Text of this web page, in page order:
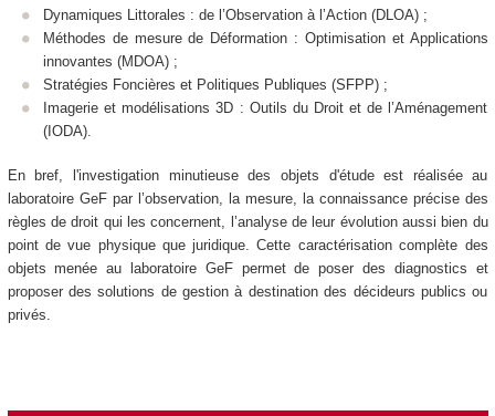
Dynamiques Littorales : de l’Observation à l’Action (DLOA) ;
Méthodes de mesure de Déformation : Optimisation et Applications
innovantes (MDOA) ;
Stratégies Foncières et Politiques Publiques (SFPP) ;
Imagerie et modélisations 3D : Outils du Droit et de l’Aménagement
(IODA).
En bref, l'investigation minutieuse des objets d'étude est réalisée au
laboratoire GeF par l’observation, la mesure, la connaissance précise des
règles de droit qui les concernent, l’analyse de leur évolution aussi bien du
point de vue physique que juridique. Cette caractérisation complète des
objets menée au laboratoire GeF permet de poser des diagnostics et
proposer des solutions de gestion à destination des décideurs publics ou
privés.